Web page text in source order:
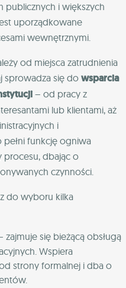
publicznych i większych
uporządkowane
wewnętrznymi.
od miejsca zatrudnienia
sprowadza się do wsparcia
– od pracy z
lub klientami, aż
i
pełni funkcję ogniwa
procesu, dbając o
czynności.
do wyboru kilka
zajmuje się bieżącą obsługą
Wspiera
strony formalnej i dba o